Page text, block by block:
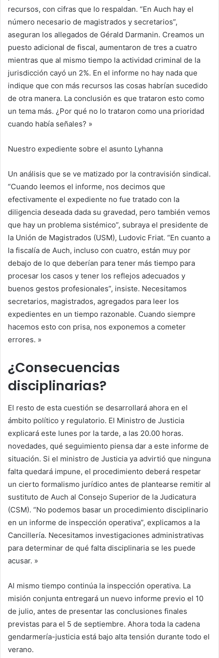
recursos, con cifras que lo respaldan. “En Auch hay el
número necesario de magistrados y secretarios”,
aseguran los allegados de Gérald Darmanin. Creamos un
puesto adicional de fiscal, aumentaron de tres a cuatro
mientras que al mismo tiempo la actividad criminal de la
jurisdicción cayó un 2%. En el informe no hay nada que
indique que con más recursos las cosas habrían sucedido
de otra manera. La conclusión es que trataron esto como
un tema más. ¿Por qué no lo trataron como una prioridad
cuando había señales? »
Nuestro expediente sobre el asunto Lyhanna
Un análisis que se ve matizado por la contravisión sindical.
“Cuando leemos el informe, nos decimos que
efectivamente el expediente no fue tratado con la
diligencia deseada dada su gravedad, pero también vemos
que hay un problema sistémico”, subraya el presidente de
la Unión de Magistrados (USM), Ludovic Friat. “En cuanto a
la fiscalía de Auch, incluso con cuatro, están muy por
debajo de lo que deberían para tener más tiempo para
procesar los casos y tener los reflejos adecuados y
buenos gestos profesionales”, insiste. Necesitamos
secretarios, magistrados, agregados para leer los
expedientes en un tiempo razonable. Cuando siempre
hacemos esto con prisa, nos exponemos a cometer
errores. »
¿Consecuencias
disciplinarias?
El resto de esta cuestión se desarrollará ahora en el
ámbito político y regulatorio. El Ministro de Justicia
explicará este lunes por la tarde, a las 20.00 horas.
novedades, qué seguimiento piensa dar a este informe de
situación. Si el ministro de Justicia ya advirtió que ninguna
falta quedará impune, el procedimiento deberá respetar
un cierto formalismo jurídico antes de plantearse remitir al
sustituto de Auch al Consejo Superior de la Judicatura
(CSM). “No podemos basar un procedimiento disciplinario
en un informe de inspección operativa”, explicamos a la
Cancillería. Necesitamos investigaciones administrativas
para determinar de qué falta disciplinaria se les puede
acusar. »
Al mismo tiempo continúa la inspección operativa. La
misión conjunta entregará un nuevo informe previo el 10
de julio, antes de presentar las conclusiones finales
previstas para el 5 de septiembre. Ahora toda la cadena
gendarmería-justicia está bajo alta tensión durante todo el
verano.